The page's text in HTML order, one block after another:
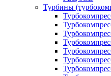
Турбины